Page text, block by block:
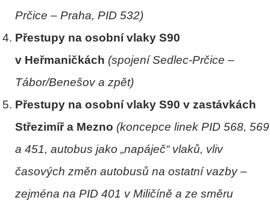
Prčice – Praha, PID 532)
Přestupy na osobní vlaky S90
v Heřmaničkách (spojení Sedlec-Prčice –
Tábor/Benešov a zpět)
Přestupy na osobní vlaky S90 v zastávkách
Střezimíř a Mezno (koncepce linek PID 568, 569
a 451, autobus jako „napáječ“ vlaků, vliv
časových změn autobusů na ostatní vazby –
zejména na PID 401 v Miličíně a ze směru